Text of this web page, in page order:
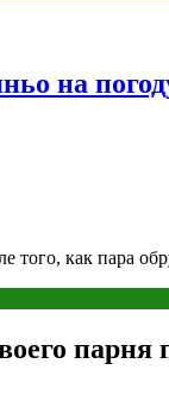
на
того, как пара
парня